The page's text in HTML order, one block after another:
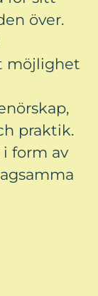
över.
möjlighet
praktik.
form av